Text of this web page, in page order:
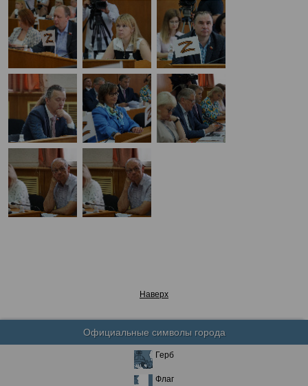
Наверх
Официальные символы города
Герб
Флаг